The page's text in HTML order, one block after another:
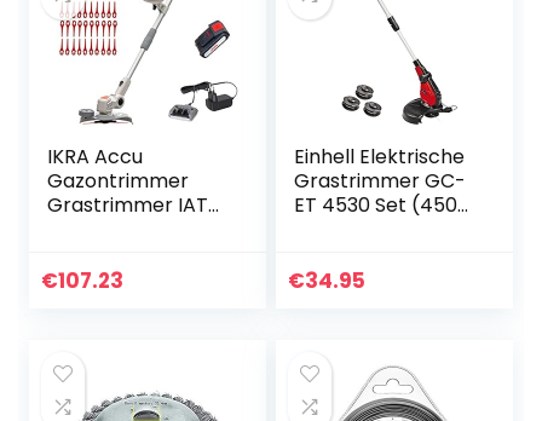
IKRA Accu
Gazontrimmer
Grastrimmer IAT
nylon messen
€107.23
Einhell Elektrische
Grastrimmer GC-
ET 4530 Set (450
dubbele lijnspoel,
€34.95